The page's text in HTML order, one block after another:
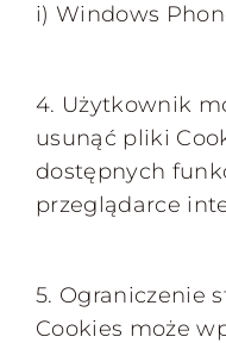
i) Windows
4. Użytkownik
usunąć pliki
dostępnych
przeglądarce
5. Ograniczenie
Cookies może